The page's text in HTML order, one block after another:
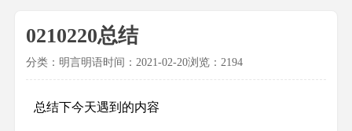
0210220总结
分类：明言明语时间：2021-02-20浏览：2194
总结下今天遇到的内容